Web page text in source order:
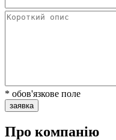
* обов'язкове поле
заявка
Про компанію